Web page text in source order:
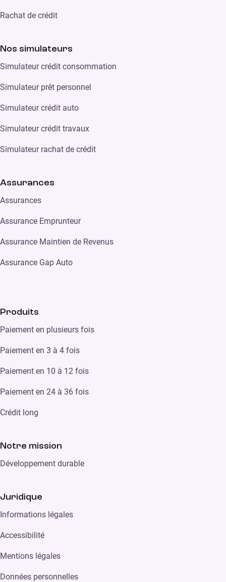
Rachat de crédit
Nos simulateurs
Simulateur crédit consommation
Simulateur prêt personnel
Simulateur crédit auto
Simulateur crédit travaux
Simulateur rachat de crédit
Assurances
Assurances
Assurance Emprunteur
Assurance Maintien de Revenus
Assurance Gap Auto
Produits
Paiement en plusieurs fois
Paiement en 3 à 4 fois
Paiement en 10 à 12 fois
Paiement en 24 à 36 fois
Crédit long
Notre mission
Développement durable
Juridique
Informations légales
Accessibilité
Mentions légales
Données personnelles